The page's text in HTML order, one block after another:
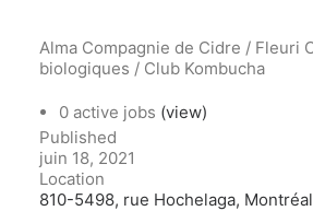
Alma Compagnie de Cidre / Fleuri
biologiques / Club Kombucha
0 active jobs (view)
Published
juin 18, 2021
Location
810-5498, rue Hochelaga,